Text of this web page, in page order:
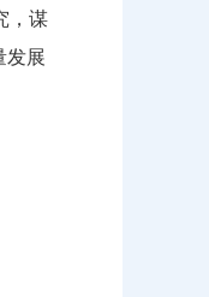
，谋
发展